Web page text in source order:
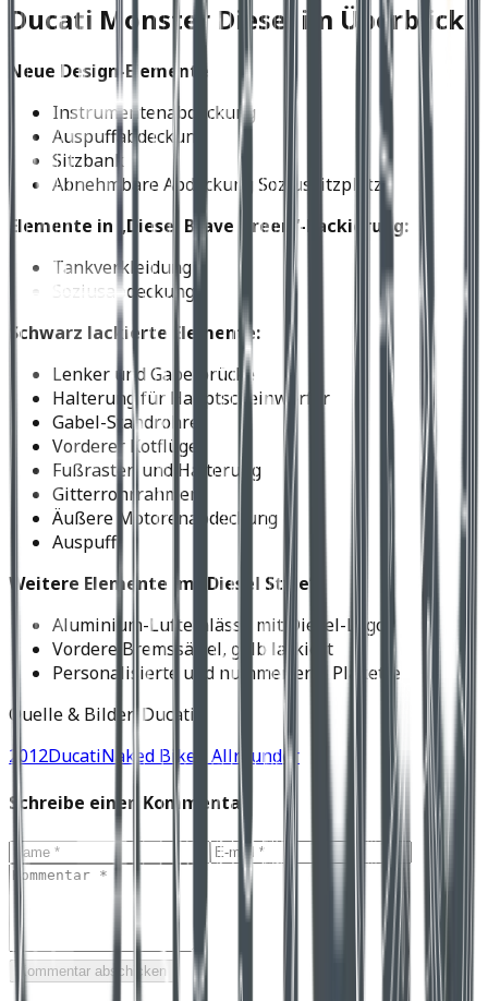
Ducati Monster Diesel im Überblick
Neue Design-Elemente
Instrumentenabdeckung
Auspuffabdeckung
Sitzbank
Abnehmbare Abdeckung Soziussitzplatz
Elemente in „Diesel Brave Green“-Lackierung:
Tankverkleidung
Soziusabdeckung
Schwarz lackierte Elemente:
Lenker und Gabelbrücke
Halterung für Hauptscheinwerfer
Gabel-Standrohre
Vorderer Kotflügel
Fußrasten und Halterung
Gitterrohrrahmen
Äußere Motorenabdeckung
Auspuff
Weitere Elemente im “Diesel Style”:
Aluminium-Lufteinlässe mit Diesel-Logo
Vordere Bremssättel, gelb lackiert
Personalisierte und nummerierte Plakette
Quelle & Bilder: Ducati
2012DucatiNaked Bike / Allrounder
Schreibe einen Kommentar
Kommentar abschicken